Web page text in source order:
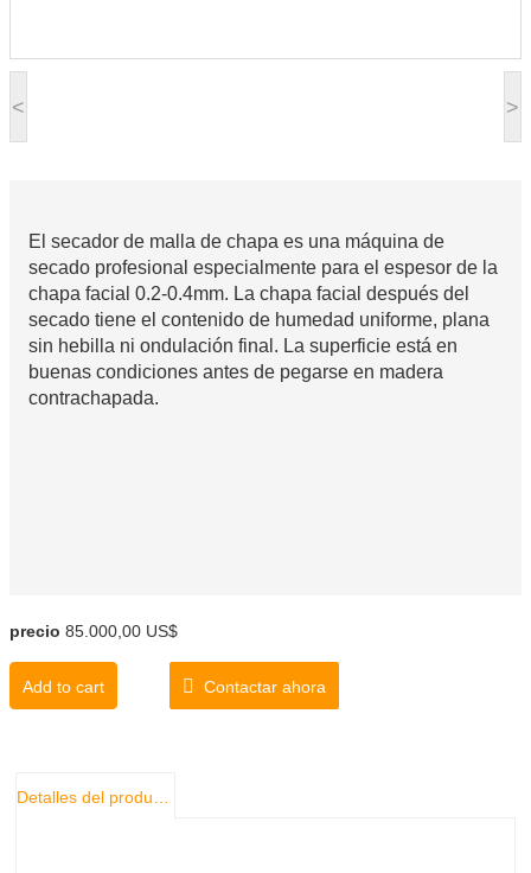
< >
El secador de malla de chapa es una máquina de
secado profesional especialmente para el espesor de la
chapa facial 0.2-0.4mm. La chapa facial después del
secado tiene el contenido de humedad uniforme, plana
sin hebilla ni ondulación final. La superficie está en
buenas condiciones antes de pegarse en madera
contrachapada.
precio 85.000,00 US$
Add to cart Contactar ahora
Detalles del producto